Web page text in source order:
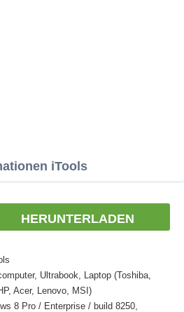
iTools
HERUNTERLADEN
Ultrabook, Laptop (Toshiba,
Acer, Lenovo, MSI)
8 Pro / Enterprise / build 8250,